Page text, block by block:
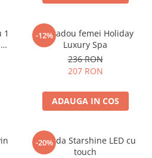
1
-12%
Set cadou femei Holiday
Luxury Spa
236 RON
207 RON
ADAUGA IN COS
-20%
Oglinda Starshine LED cu
touch